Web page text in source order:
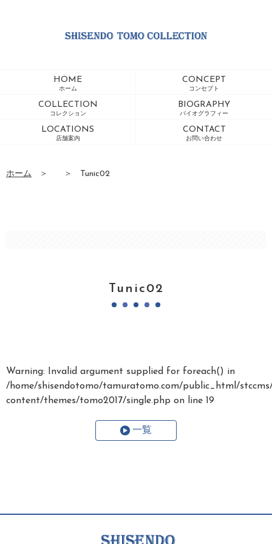
HOME
ホーム
CONCEPT
コンセプト
COLLECTION
コレクション
BIOGRAPHY
バイオグラフィー
LOCATIONS
店舗案内
CONTACT
お問い合わせ
ホーム ＞ ＞ Tunic02
Tunic02
Warning: Invalid argument supplied for foreach() in
/home/shisendotomo/tamuratomo.com/public_html/
content/themes/tomo2017/single.php on line 19
一覧